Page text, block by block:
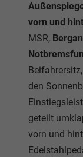
vorn und
MSR,
den
geteilt
vorn und